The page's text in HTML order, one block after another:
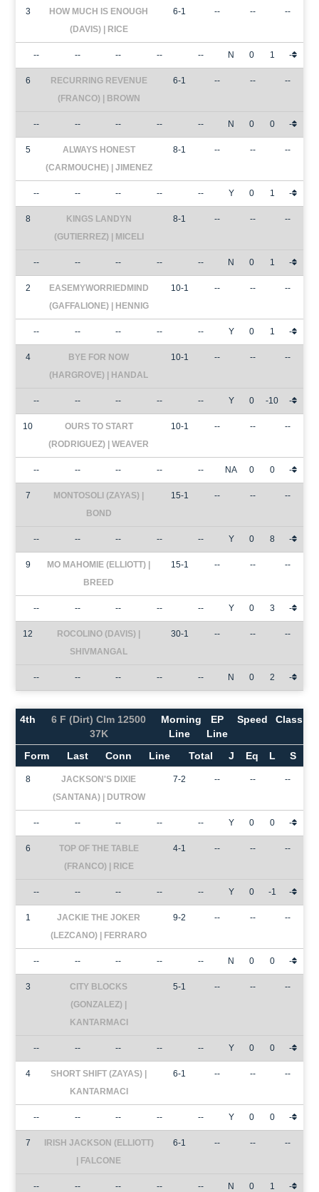
3
HOW MUCH IS ENOUGH
(DAVIS) | RICE
6-1 -- -- --
-- -- -- -- -- N 0 1 -
6
RECURRING REVENUE
(FRANCO) | BROWN
6-1 -- -- --
-- -- -- -- -- N 0 0 -
5
ALWAYS HONEST
(CARMOUCHE) | JIMENEZ
8-1 -- -- --
-- -- -- -- -- Y 0 1 -
8
KINGS LANDYN
(GUTIERREZ) | MICELI
8-1 -- -- --
-- -- -- -- -- N 0 1 -
2
EASEMYWORRIEDMIND
(GAFFALIONE) | HENNIG
10-1 -- -- --
-- -- -- -- -- Y 0 1 -
4
BYE FOR NOW
(HARGROVE) | HANDAL
10-1 -- -- --
-- -- -- -- -- Y 0 -10 -
10
OURS TO START
(RODRIGUEZ) | WEAVER
10-1 -- -- --
-- -- -- -- -- NA 0 0 -
7
MONTOSOLI (ZAYAS) |
BOND
15-1 -- -- --
-- -- -- -- -- Y 0 8 -
9
MO MAHOMIE (ELLIOTT) |
BREED
15-1 -- -- --
-- -- -- -- -- Y 0 3 -
12
ROCOLINO (DAVIS) |
SHIVMANGAL
30-1 -- -- --
-- -- -- -- -- N 0 2 -
4th
6 F (Dirt) Clm 12500
37K
Morning
Line
EP
Line
Speed Class
Form Last Conn Line Total J Eq L S
8
JACKSON'S DIXIE
(SANTANA) | DUTROW
7-2 -- -- --
-- -- -- -- -- Y 0 0 -
6
TOP OF THE TABLE
(FRANCO) | RICE
4-1 -- -- --
-- -- -- -- -- Y 0 -1 -
1
JACKIE THE JOKER
(LEZCANO) | FERRARO
9-2 -- -- --
-- -- -- -- -- N 0 0 -
3
CITY BLOCKS
(GONZALEZ) |
KANTARMACI
5-1 -- -- --
-- -- -- -- -- Y 0 0 -
4
SHORT SHIFT (ZAYAS) |
KANTARMACI
6-1 -- -- --
-- -- -- -- -- Y 0 0 -
7
IRISH JACKSON (ELLIOTT)
| FALCONE
6-1 -- -- --
-- -- -- -- -- N 0 1 -